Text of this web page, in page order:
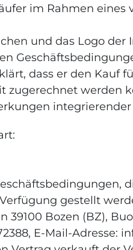
im Rahmen eines
und das Logo
dass er den Kauf
zugerechnet werden
gestellt
39100 Bozen (BZ),
E-Mail-Adresse: